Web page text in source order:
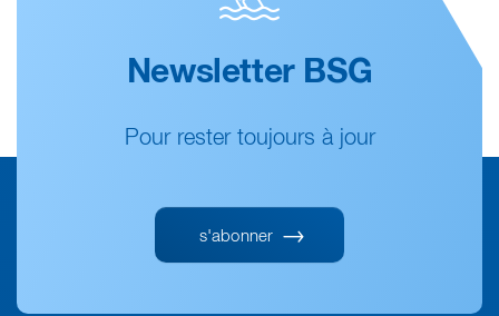
Newsletter BSG
Pour rester toujours à jour
s'abonner